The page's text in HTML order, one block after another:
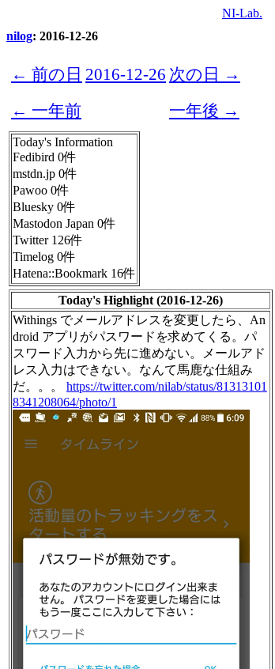
NI-Lab.
nilog: 2016-12-26
← 前の日 2016-12-26 次の日 →
← 一年前
一年後 →
Today's Information
Fedibird 0件
mstdn.jp 0件
Pawoo 0件
Bluesky 0件
Mastodon Japan 0件
Twitter 126件
Timelog 0件
Hatena::Bookmark 16件
Today's Highlight (2016-12-26)
Withings でメールアドレスを変更したら、An
droid アプリがパスワードを求めてくる。パ
スワード入力から先に進めない。メールアド
レス入力はできない。なんて馬鹿な仕組み
だ。。。 https://twitter.com/nilab/status/81313101
8341208064/photo/1